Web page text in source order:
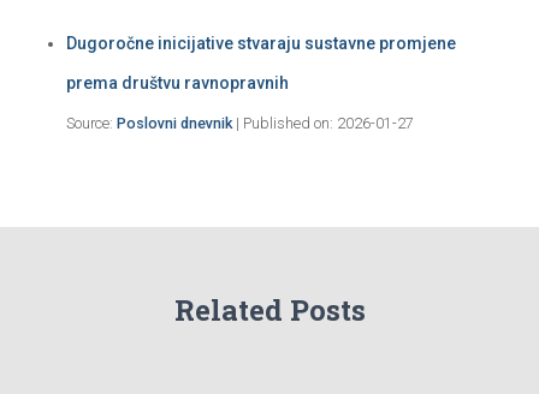
Dugoročne inicijative stvaraju sustavne promjene
prema društvu ravnopravnih
Source: Poslovni dnevnik Published on: 2026-01-27
Related Posts